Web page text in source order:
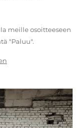
meille osoitteeseen
"Paluu".